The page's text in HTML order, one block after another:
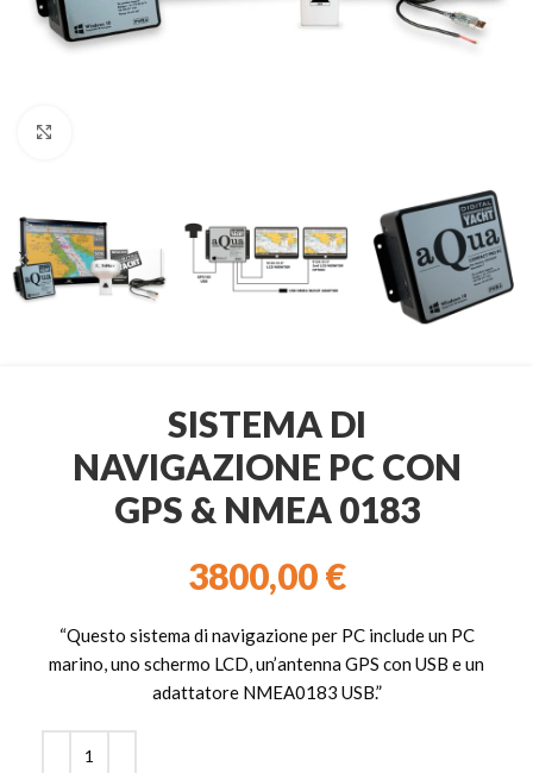
SISTEMA DI
NAVIGAZIONE PC CON
GPS & NMEA 0183
3800,00€
“Questo sistema di navigazione per PC include un PC
marino, uno schermo LCD, un’antenna GPS con USB e un
adattatore NMEA0183 USB.”